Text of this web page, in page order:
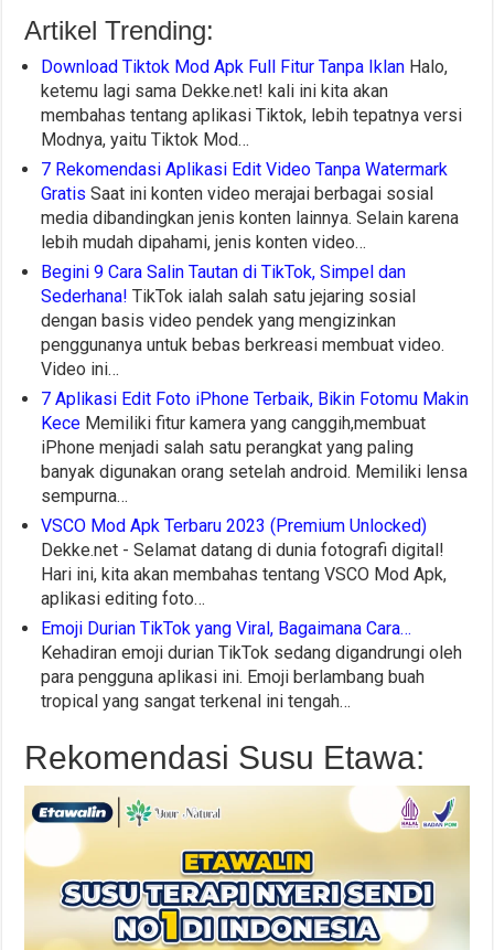
Artikel Trending:
Download Tiktok Mod Apk Full Fitur Tanpa Iklan Halo,
ketemu lagi sama Dekke.net! kali ini kita akan
membahas tentang aplikasi Tiktok, lebih tepatnya versi
Modnya, yaitu Tiktok Mod…
7 Rekomendasi Aplikasi Edit Video Tanpa Watermark
Gratis Saat ini konten video merajai berbagai sosial
media dibandingkan jenis konten lainnya. Selain karena
lebih mudah dipahami, jenis konten video…
Begini 9 Cara Salin Tautan di TikTok, Simpel dan
Sederhana! TikTok ialah salah satu jejaring sosial
dengan basis video pendek yang mengizinkan
penggunanya untuk bebas berkreasi membuat video.
Video ini…
7 Aplikasi Edit Foto iPhone Terbaik, Bikin Fotomu Makin
Kece Memiliki fitur kamera yang canggih,membuat
iPhone menjadi salah satu perangkat yang paling
banyak digunakan orang setelah android. Memiliki lensa
sempurna…
VSCO Mod Apk Terbaru 2023 (Premium Unlocked)
Dekke.net - Selamat datang di dunia fotografi digital!
Hari ini, kita akan membahas tentang VSCO Mod Apk,
aplikasi editing foto…
Emoji Durian TikTok yang Viral, Bagaimana Cara…
Kehadiran emoji durian TikTok sedang digandrungi oleh
para pengguna aplikasi ini. Emoji berlambang buah
tropical yang sangat terkenal ini tengah…
Rekomendasi Susu Etawa: